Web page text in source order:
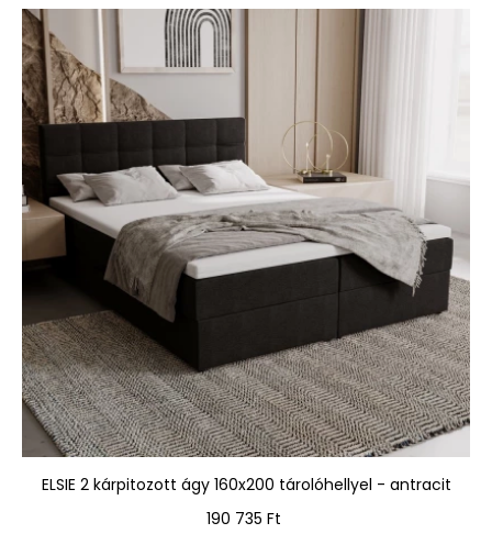
ELSIE 2 kárpitozott ágy 160x200 tárolóhellyel - antracit
Ár
190 735 Ft